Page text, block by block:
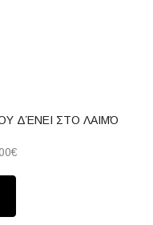
ΔΈΝΕΙ ΣΤΟ ΛΑΙΜΌ